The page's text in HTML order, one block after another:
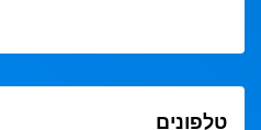
טלפונים